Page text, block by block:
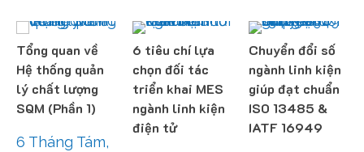
Tổng quan về
Hệ thống quản
lý chất lượng
SQM (Phần 1)
6 Tháng Tám,
6 tiêu chí lựa
chọn đối tác
triển khai MES
ngành linh kiện
điện tử
Chuyển đổi số
ngành linh kiện
giúp đạt chuẩn
ISO 13485 &
IATF 16949